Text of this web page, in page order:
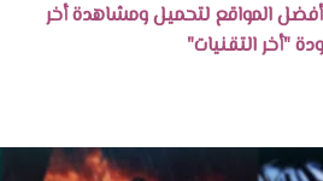
المواقع لتحميل ومشاهدة أخر
"أخر التقنيات"